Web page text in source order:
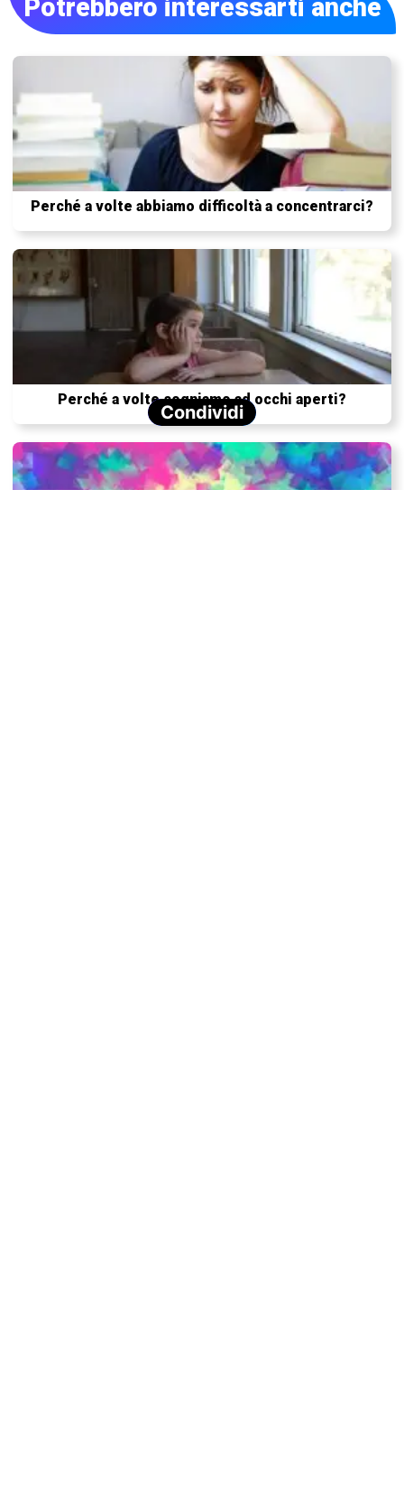
Potrebbero interessarti anche
Perché a volte abbiamo difficoltà a concentrarci?
Perché a volte sogniamo ad occhi aperti?
Condividi